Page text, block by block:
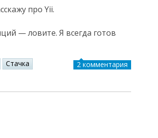
про Yii.
— ловите. Я всегда готов
Стачка
2 комментария